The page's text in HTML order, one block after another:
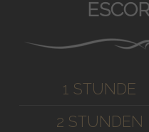
1 STUNDE
2 STUNDEN